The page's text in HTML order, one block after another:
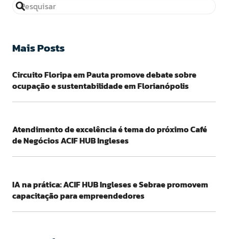
Mais Posts
Circuito Floripa em Pauta promove debate sobre
ocupação e sustentabilidade em Florianópolis
Atendimento de excelência é tema do próximo Café
de Negócios ACIF HUB Ingleses
IA na prática: ACIF HUB Ingleses e Sebrae promovem
capacitação para empreendedores